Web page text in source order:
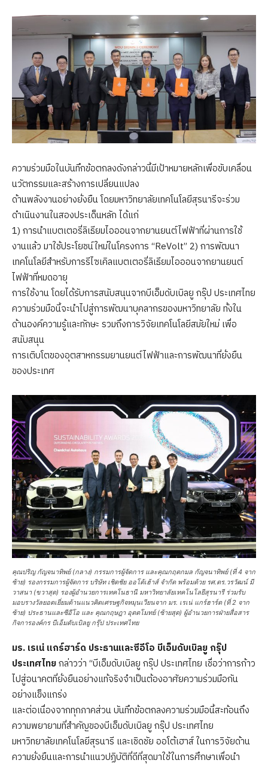
ความร่วมมือในบันทึกข้อตกลงดังกล่าวนี้มีเป้าหมายหลักเพื่อขับเคลื่อน
นวัตกรรมและสร้างการเปลี่ยนแปลง
ด้านพลังงานอย่างยั่งยืน โดยมหาวิทยาลัยเทคโนโลยีสุรนารีจะร่วม
ดำเนินงานในสองประเด็นหลัก ได้แก่
1) การนำแบตเตอรี่ลิเธียมไอออนจากยานยนต์ไฟฟ้าที่ผ่านการใช้
งานแล้ว มาใช้ประโยชน์ใหม่ในโครงการ “ReVolt” 2) การพัฒนา
เทคโนโลยีสำหรับการรีไซเคิลแบตเตอรี่ลิเธียมไอออนจากยานยนต์
ไฟฟ้าที่หมดอายุ
การใช้งาน โดยได้รับการสนับสนุนจากบีเอ็มดับเบิลยู กรุ๊ป ประเทศไทย
ความร่วมมือนี้จะนำไปสู่การพัฒนาบุคลากรของมหาวิทยาลัย ทั้งใน
ด้านองค์ความรู้และทักษะ รวมถึงการวิจัยเทคโนโลยีสมัยใหม่ เพื่อ
สนับสนุน
การเติบโตของอุตสาหกรรมยานยนต์ไฟฟ้าและการพัฒนาที่ยั่งยืน
ของประเทศ
คุณปริญ กัญจนาทิพย์ (กลาง) กรรมการผู้จัดการ และคุณกฤตกมล กัญจนาทิพย์ (ที่ 4 จาก
ซ้าย) รองกรรมการผู้จัดการ บริษัท เชิดชัย ออโต้เฮ้าส์ จำกัด พร้อมด้วย รศ.ดร.วรวัฒน์ มี
วาสนา (ขวาสุด) รองผู้อำนวยการเทคโนธานี มหาวิทยาลัยเทคโนโลยีสุรนารี ร่วมรับ
มอบรางวัลยอดเยี่ยมด้านแนวคิดเศรษฐกิจหมุนเวียนจาก มร. เรเน่ แกร์ฮาร์ด (ที่ 2 จาก
ซ้าย) ประธานและซีอีโอ และ คุณกฤษฎา อุตตโมทย์ (ซ้ายสุด) ผู้อำนวยการฝ่ายสื่อสาร
กิจการองค์กร บีเอ็มดับเบิลยู กรุ๊ป ประเทศไทย
มร. เรเน่ แกร์ฮาร์ด ประธานและซีอีโอ บีเอ็มดับเบิลยู กรุ๊ป
ประเทศไทยกล่าวว่า “บีเอ็มดับเบิลยู กรุ๊ป ประเทศไทย เชื่อว่าการก้าว
ไปสู่อนาคตที่ยั่งยืนอย่างแท้จริงจำเป็นต้องอาศัยความร่วมมือกัน
อย่างแข็งแกร่ง
และต่อเนื่องจากทุกภาคส่วน บันทึกข้อตกลงความร่วมมือนี้สะท้อนถึง
ความพยายามที่สำคัญของบีเอ็มดับเบิลยู กรุ๊ป ประเทศไทย
มหาวิทยาลัยเทคโนโลยีสุรนารี และเชิดชัย ออโต้เฮาส์ ในการวิจัยด้าน
ความยั่งยืนและการนำแนวปฏิบัติที่ดีที่สุดมาใช้ในการศึกษาเพื่อนำ